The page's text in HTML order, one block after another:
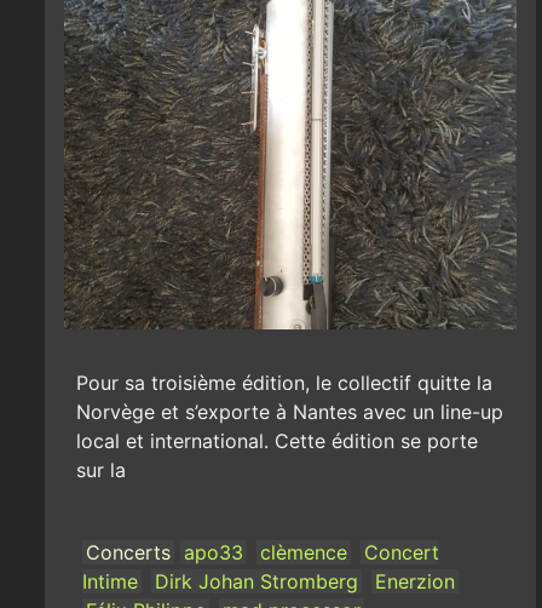
Pour sa troisième édition, le collectif quitte la
Norvège et s’exporte à Nantes avec un line-up
local et international. Cette édition se porte
sur la
Concerts apo33 clèmence
Concert
Intime
Dirk Johan Stromberg
Enerzion